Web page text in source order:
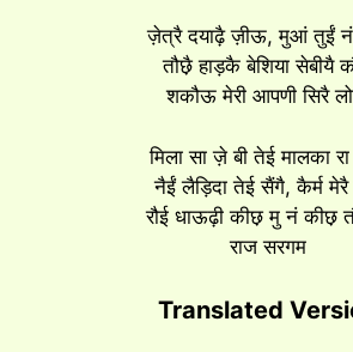
ज़ेत्रै दयाढ़ै ज़ीऊ, मुआं तुईं
तौछ़ै हाड़कै बेशिया सेबीयै
शकौऊ मेरी आपणी सिरै
मिला सा ज़े बी तेई मालका
नैईं लैड़िदा तेई सैंगै, कैर्म मेरै
रौई धाऊढ़ी कीछ़ मु नं कीछ़
राज सरगम
Translated